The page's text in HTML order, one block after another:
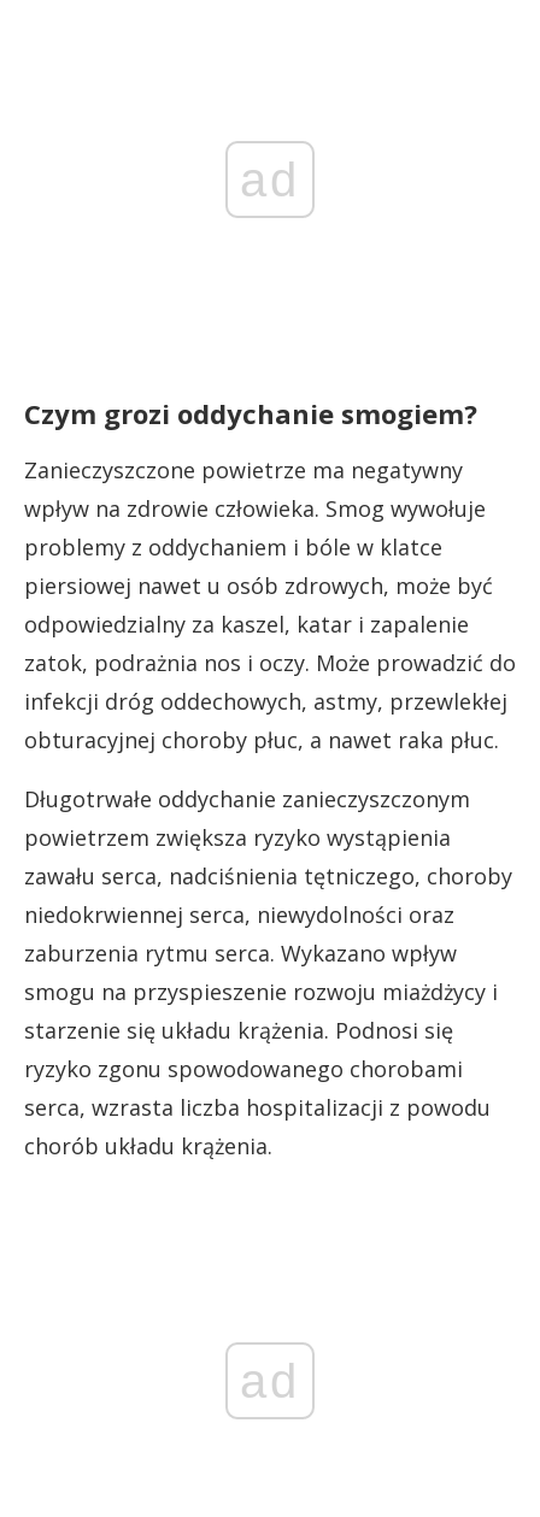
ad
Czym grozi oddychanie smogiem?
Zanieczyszczone powietrze ma negatywny
wpływ na zdrowie człowieka. Smog wywołuje
problemy z oddychaniem i bóle w klatce
piersiowej nawet u osób zdrowych, może być
odpowiedzialny za kaszel, katar i zapalenie
zatok, podrażnia nos i oczy. Może prowadzić do
infekcji dróg oddechowych, astmy, przewlekłej
obturacyjnej choroby płuc, a nawet raka płuc.
Długotrwałe oddychanie zanieczyszczonym
powietrzem zwiększa ryzyko wystąpienia
zawału serca, nadciśnienia tętniczego, choroby
niedokrwiennej serca, niewydolności oraz
zaburzenia rytmu serca. Wykazano wpływ
smogu na przyspieszenie rozwoju miażdżycy i
starzenie się układu krążenia. Podnosi się
ryzyko zgonu spowodowanego chorobami
serca, wzrasta liczba hospitalizacji z powodu
chorób układu krążenia.
ad